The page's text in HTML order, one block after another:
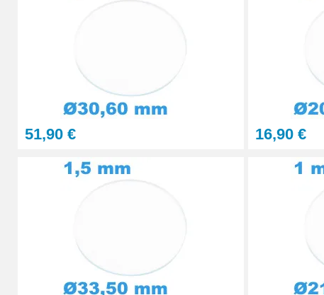
51,90 € 16,90 €